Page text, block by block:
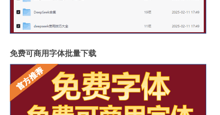
免费可商用字体批量下载